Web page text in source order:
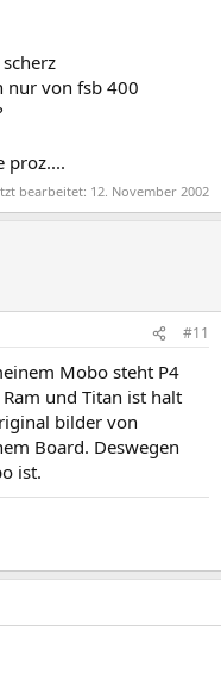
nur von fsb 400
proz....
bearbeitet: 12. November 2002
#11
Mobo steht P4
und Titan ist halt
bilder von
Board. Deswegen
ist.